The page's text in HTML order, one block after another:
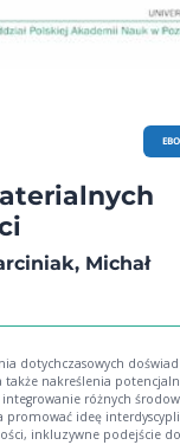
Michał
dotychczasowych
także nakreślenia
różnych
promować ideę
inkluzywne podejście